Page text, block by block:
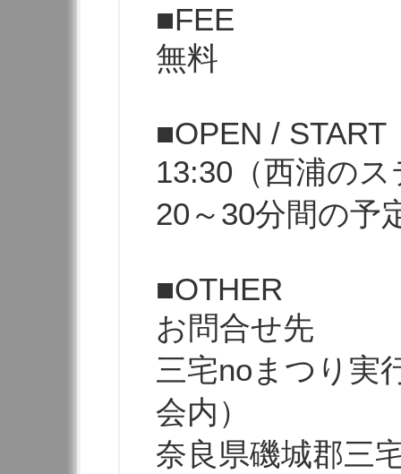
■FEE
無料
■OPEN / START
13:30（西浦の
20～30分間の予
■OTHER
お問合せ
三宅noまつり実
会内）
奈良県磯城郡三